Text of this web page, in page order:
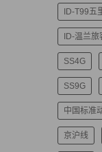
ID-T99五
ID-温兰旅
SS4G
SS9G
中国标准
京沪线